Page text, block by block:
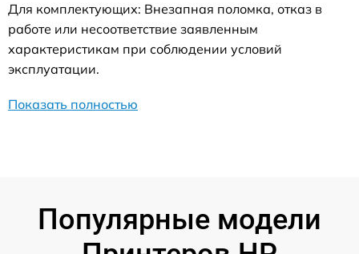
Для комплектующих: Внезапная поломка, отказ в
работе или несоответствие заявленным
характеристикам при соблюдении условий
эксплуатации.
Показать полностью
Популярные модели